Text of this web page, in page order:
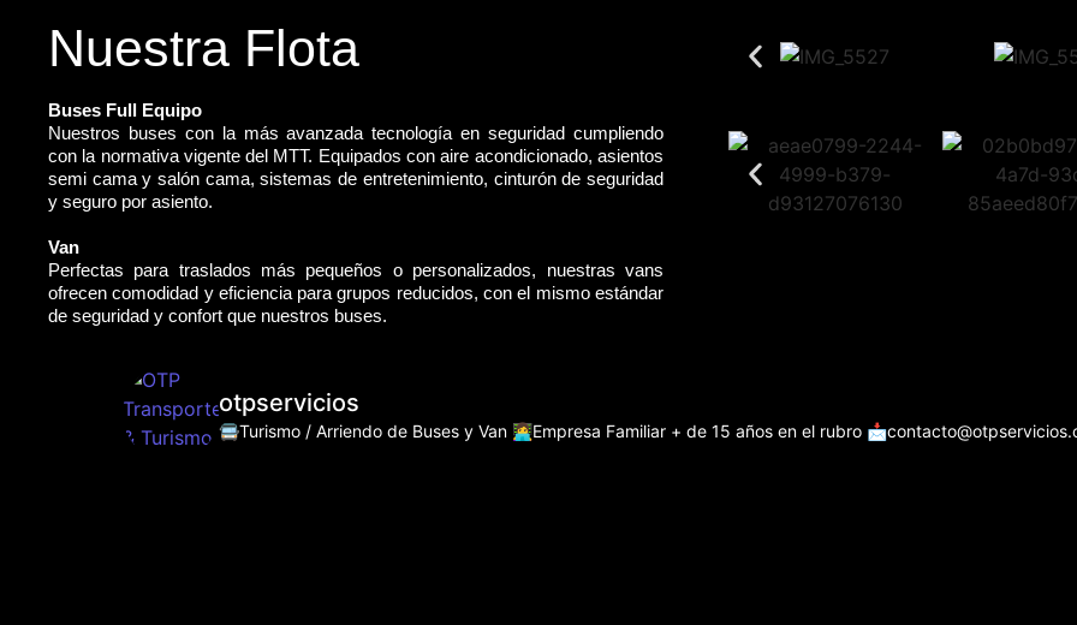
Nuestra Flota
Buses Full Equipo
Nuestros buses con la más avanzada tecnología en seguridad cumpliendo
con la normativa vigente del MTT. Equipados con aire acondicionado, asientos
semi cama y salón cama, sistemas de entretenimiento, cinturón de seguridad
y seguro por asiento.
Van
Perfectas para traslados más pequeños o personalizados, nuestras vans
ofrecen comodidad y eficiencia para grupos reducidos, con el mismo estándar
de seguridad y confort que nuestros buses.
otpservicios
🚍Turismo / Arriendo de Buses y Van 👩‍💻Empresa Familiar + de 15 años en el rubro